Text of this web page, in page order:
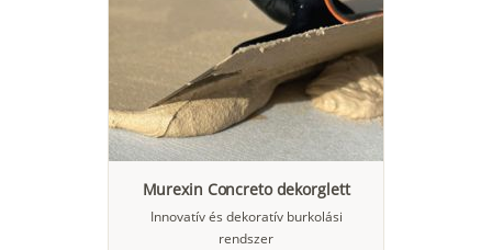
Murexin Concreto dekorglett
Innovatív és dekoratív burkolási
rendszer